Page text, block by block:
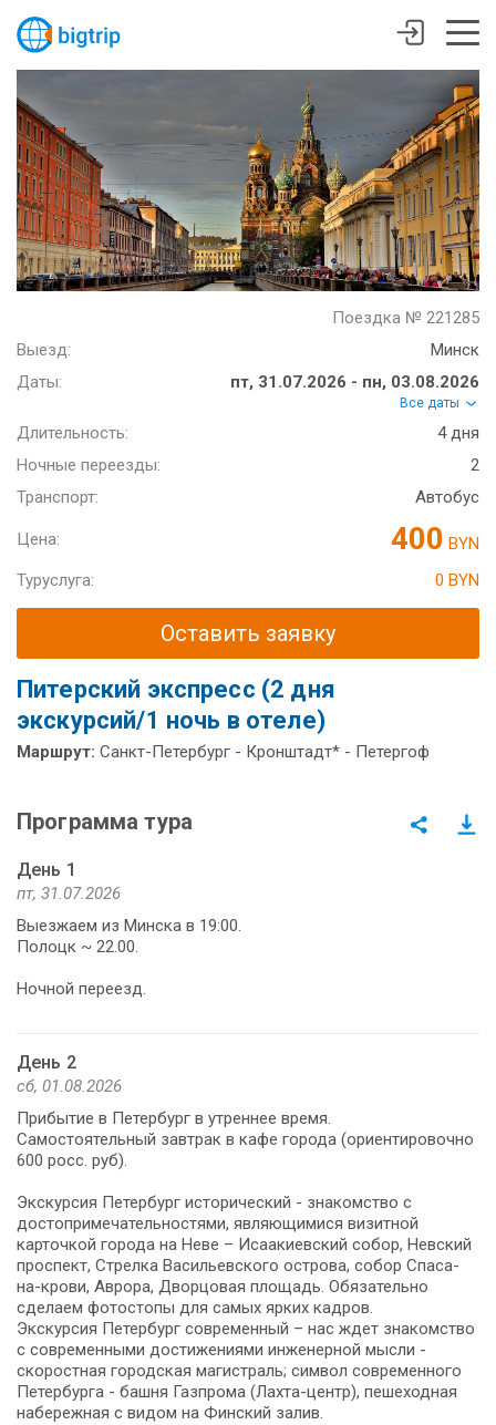
Поездка № 221285
Выезд:
Минск
Даты:
пт, 31.07.2026 - пн, 03.08.2026
Все даты
Длительность:
4 дня
Ночные переезды:
2
Транспорт:
Автобус
Цена: 400 BYN
Туруслуга:
0 BYN
Оставить заявку
Питерский экспресс (2 дня
экскурсий/1 ночь в отеле)
Маршрут: Санкт-Петербург - Кронштадт* - Петергоф
Программа тура
День 1
пт, 31.07.2026
Выезжаем из Минска в 19:00.
Полоцк ~ 22.00.
Ночной переезд.
День 2
сб, 01.08.2026
Прибытие в Петербург в утреннее время.
Самостоятельный завтрак в кафе города (ориентировочно
600 росс. руб).
Экскурсия Петербург исторический - знакомство с
достопримечательностями, являющимися визитной
карточкой города на Неве – Исаакиевский собор, Невский
проспект, Стрелка Васильевского острова, собор Спаса-
на-крови, Аврора, Дворцовая площадь. Обязательно
сделаем фотостопы для самых ярких кадров.
Экскурсия Петербург современный – нас ждет знакомство
с современными достижениями инженерной мысли -
скоростная городская магистраль; символ современного
Петербурга - башня Газпрома (Лахта-центр), пешеходная
набережная с видом на Финский залив.